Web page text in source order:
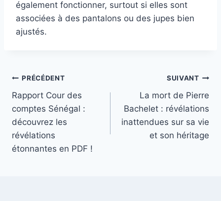
également fonctionner, surtout si elles sont
associées à des pantalons ou des jupes bien
ajustés.
Navigation
de
l’article
PRÉCÉDENT
Rapport Cour des
comptes Sénégal :
découvrez les
révélations
étonnantes en PDF !
SUIVANT
La mort de Pierre
Bachelet : révélations
inattendues sur sa vie
et son héritage